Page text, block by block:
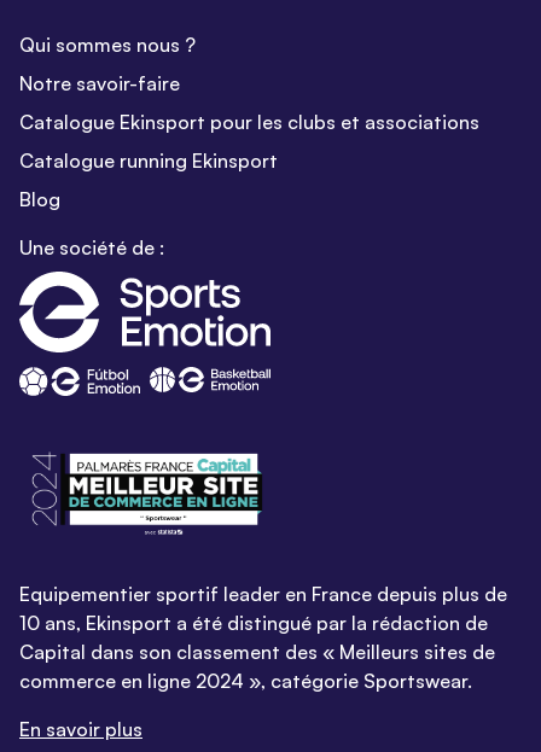
Qui sommes nous ?
Notre savoir-faire
Catalogue Ekinsport pour les clubs et associations
Catalogue running Ekinsport
Blog
Une société de :
Equipementier sportif leader en France depuis plus de
10 ans, Ekinsport a été distingué par la rédaction de
Capital dans son classement des « Meilleurs sites de
commerce en ligne 2024 », catégorie Sportswear.
En savoir plus